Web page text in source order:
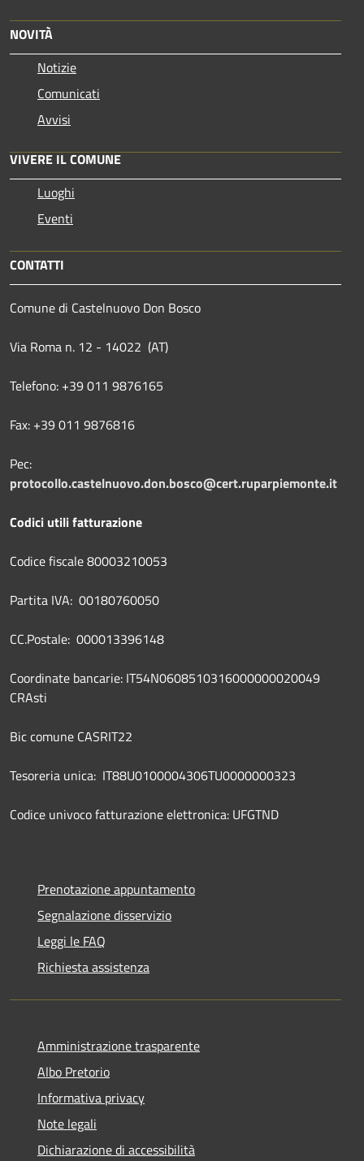
NOVITÀ
Notizie
Comunicati
Avvisi
VIVERE IL COMUNE
Luoghi
Eventi
CONTATTI
Comune di Castelnuovo Don Bosco
Via Roma n. 12 - 14022 (AT)
Telefono: +39 011 9876165
Fax: +39 011 9876816
Pec:
protocollo.castelnuovo.don.bosco@cert.ruparpiemonte.it
Codici utili fatturazione
Codice fiscale 80003210053
Partita IVA: 00180760050
CC.Postale: 000013396148
Coordinate bancarie: IT54N0608510316000000020049
CRAsti
Bic comune CASRIT22
Tesoreria unica: IT88U0100004306TU0000000323
Codice univoco fatturazione elettronica: UFGTND
Prenotazione appuntamento
Segnalazione disservizio
Leggi le FAQ
Richiesta assistenza
Amministrazione trasparente
Albo Pretorio
Informativa privacy
Note legali
Dichiarazione di accessibilità